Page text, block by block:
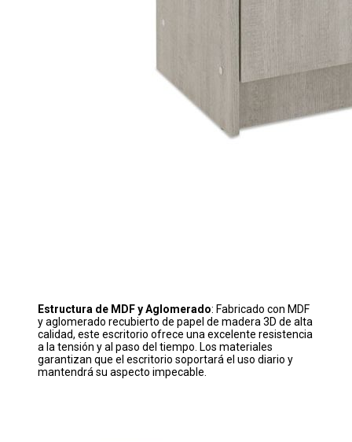
Estructura de MDF y Aglomerado: Fabricado con MDF
y aglomerado recubierto de papel de madera 3D de alta
calidad, este escritorio ofrece una excelente resistencia
a la tensión y al paso del tiempo. Los materiales
garantizan que el escritorio soportará el uso diario y
mantendrá su aspecto impecable.